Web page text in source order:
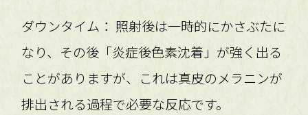
ダウンタイム： 照射後は一時的にかさぶたに
なり、その後「炎症後色素沈着」が強く出る
ことがありますが、これは真皮のメラニンが
排出される過程で必要な反応です。